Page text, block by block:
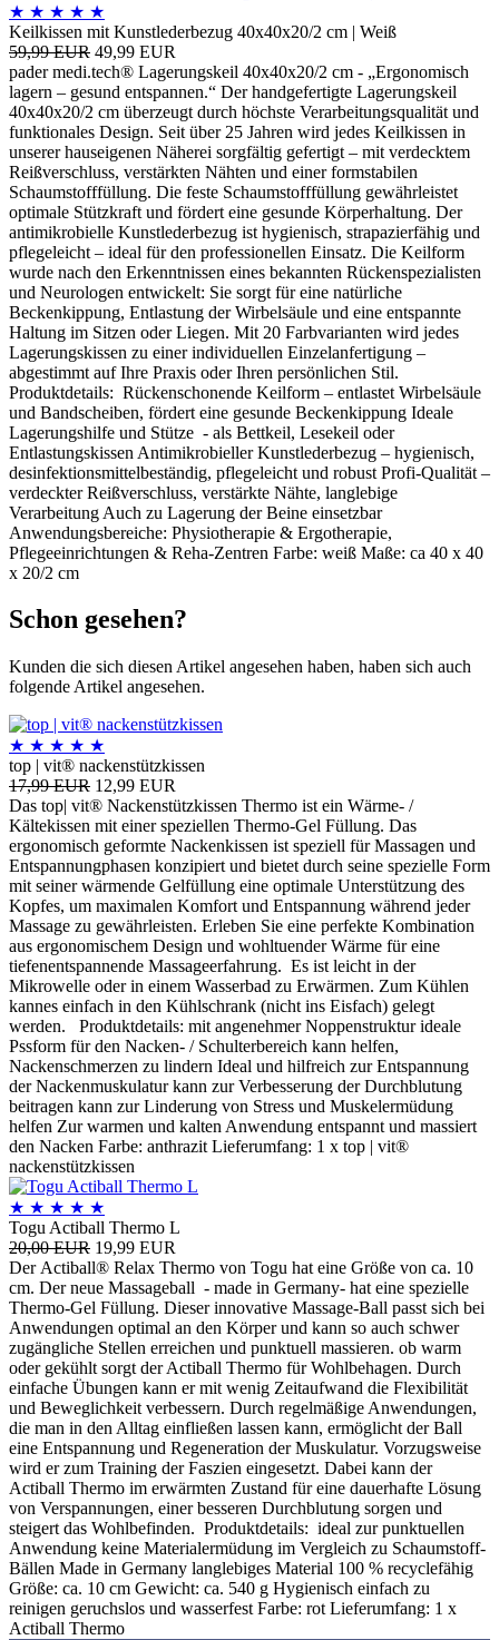
★ ★ ★ ★ ★
Keilkissen mit Kunstlederbezug 40x40x20/2 cm | Weiß
59,99 EUR 49,99 EUR
pader medi.tech® Lagerungskeil 40x40x20/2 cm - „Ergonomisch
lagern – gesund entspannen.“ Der handgefertigte Lagerungskeil
40x40x20/2 cm überzeugt durch höchste Verarbeitungsqualität und
funktionales Design. Seit über 25 Jahren wird jedes Keilkissen in
unserer hauseigenen Näherei sorgfältig gefertigt – mit verdecktem
Reißverschluss, verstärkten Nähten und einer formstabilen
Schaumstofffüllung. Die feste Schaumstofffüllung gewährleistet
optimale Stützkraft und fördert eine gesunde Körperhaltung. Der
antimikrobielle Kunstlederbezug ist hygienisch, strapazierfähig und
pflegeleicht – ideal für den professionellen Einsatz. Die Keilform
wurde nach den Erkenntnissen eines bekannten Rückenspezialisten
und Neurologen entwickelt: Sie sorgt für eine natürliche
Beckenkippung, Entlastung der Wirbelsäule und eine entspannte
Haltung im Sitzen oder Liegen. Mit 20 Farbvarianten wird jedes
Lagerungskissen zu einer individuellen Einzelanfertigung –
abgestimmt auf Ihre Praxis oder Ihren persönlichen Stil.
Produktdetails: Rückenschonende Keilform – entlastet Wirbelsäule
und Bandscheiben, fördert eine gesunde Beckenkippung Ideale
Lagerungshilfe und Stütze - als Bettkeil, Lesekeil oder
Entlastungskissen Antimikrobieller Kunstlederbezug – hygienisch,
desinfektionsmittelbeständig, pflegeleicht und robust Profi-Qualität –
verdeckter Reißverschluss, verstärkte Nähte, langlebige
Verarbeitung Auch zu Lagerung der Beine einsetzbar
Anwendungsbereiche: Physiotherapie & Ergotherapie,
Pflegeeinrichtungen & Reha-Zentren Farbe: weiß Maße: ca 40 x 40
x 20/2 cm
Schon gesehen?
Kunden die sich diesen Artikel angesehen haben, haben sich auch
folgende Artikel angesehen.
★ ★ ★ ★ ★
top | vit® nackenstützkissen
17,99 EUR 12,99 EUR
Das top| vit® Nackenstützkissen Thermo ist ein Wärme- /
Kältekissen mit einer speziellen Thermo-Gel Füllung. Das
ergonomisch geformte Nackenkissen ist speziell für Massagen und
Entspannungphasen konzipiert und bietet durch seine spezielle Form
mit seiner wärmende Gelfüllung eine optimale Unterstützung des
Kopfes, um maximalen Komfort und Entspannung während jeder
Massage zu gewährleisten. Erleben Sie eine perfekte Kombination
aus ergonomischem Design und wohltuender Wärme für eine
tiefenentspannende Massageerfahrung. Es ist leicht in der
Mikrowelle oder in einem Wasserbad zu Erwärmen. Zum Kühlen
kannes einfach in den Kühlschrank (nicht ins Eisfach) gelegt
werden. Produktdetails: mit angenehmer Noppenstruktur ideale
Pssform für den Nacken- / Schulterbereich kann helfen,
Nackenschmerzen zu lindern Ideal und hilfreich zur Entspannung
der Nackenmuskulatur kann zur Verbesserung der Durchblutung
beitragen kann zur Linderung von Stress und Muskelermüdung
helfen Zur warmen und kalten Anwendung entspannt und massiert
den Nacken Farbe: anthrazit Lieferumfang: 1 x top | vit®
nackenstützkissen
★ ★ ★ ★ ★
Togu Actiball Thermo L
20,00 EUR 19,99 EUR
Der Actiball® Relax Thermo von Togu hat eine Größe von ca. 10
cm. Der neue Massageball - made in Germany- hat eine spezielle
Thermo-Gel Füllung. Dieser innovative Massage-Ball passt sich bei
Anwendungen optimal an den Körper und kann so auch schwer
zugängliche Stellen erreichen und punktuell massieren. ob warm
oder gekühlt sorgt der Actiball Thermo für Wohlbehagen. Durch
einfache Übungen kann er mit wenig Zeitaufwand die Flexibilität
und Beweglichkeit verbessern. Durch regelmäßige Anwendungen,
die man in den Alltag einfließen lassen kann, ermöglicht der Ball
eine Entspannung und Regeneration der Muskulatur. Vorzugsweise
wird er zum Training der Faszien eingesetzt. Dabei kann der
Actiball Thermo im erwärmten Zustand für eine dauerhafte Lösung
von Verspannungen, einer besseren Durchblutung sorgen und
steigert das Wohlbefinden. Produktdetails: ideal zur punktuellen
Anwendung keine Materialermüdung im Vergleich zu Schaumstoff-
Bällen Made in Germany langlebiges Material 100 % recyclefähig
Größe: ca. 10 cm Gewicht: ca. 540 g Hygienisch einfach zu
reinigen geruchslos und wasserfest Farbe: rot Lieferumfang: 1 x
Actiball Thermo